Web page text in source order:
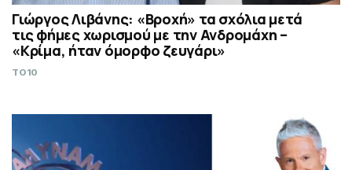
Γιώργος Λιβάνης: «Βροχή» τα σχόλια μετά
τις φήμες χωρισμού με την Ανδρομάχη –
«Κρίμα, ήταν όμορφο ζευγάρι»
TO10